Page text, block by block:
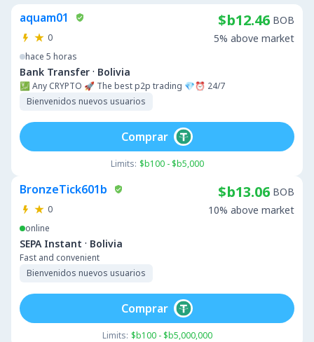
aquam01
0
hace 5 horas
Bank Transfer · Bolivia
💹 Any CRYPTO 🚀 The best p2p trading 💎⏰ 24/7
Bienvenidos nuevos usuarios
$b12.46 BOB
5% above market
Limits: $b100 - $b5,000
Comprar
BronzeTick601b
0
online
SEPA Instant · Bolivia
Fast and convenient
Bienvenidos nuevos usuarios
$b13.06 BOB
10% above market
Limits: $b100 - $b5,000,000
Comprar